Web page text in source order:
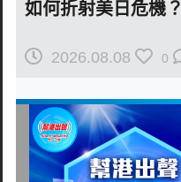
如何折射美日危機？
2026.08.08 0